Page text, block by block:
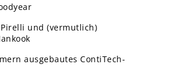
und (vermutlich)
ausgebautes ContiTech-